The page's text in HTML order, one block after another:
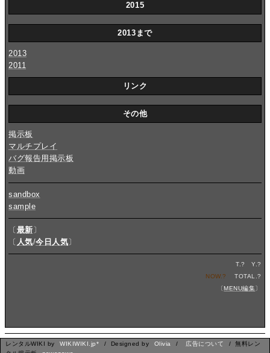
2015
2013まで
2013
2011
リンク
その他
掲示板
マルチプレイ
バグ報告用掲示板
動画
sandbox
sample
〔 最新 〕
〔 人気/今日人気〕
T.? Y.?
NOW.? TOTAL.?
MENU編集
レンタルWIKI by WIKIWIKI.jp* / Designed by Olivia / 広告について
/ 無料レン